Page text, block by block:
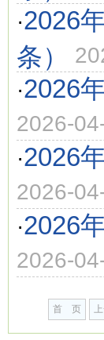
·2026
条）
·2026
2026-
·2026
2026-
·2026
2026-
首 页